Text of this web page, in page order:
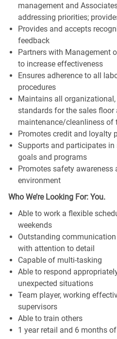
management and
addressing priorities;
Provides and accepts
feedback
Partners with Management
to increase effectiveness
Ensures adherence to all
procedures
Maintains all
standards for the sales
maintenance/cleanliness of
Promotes credit and loyalty
Supports and participates
goals and programs
Promotes safety
environment
Who We’re Looking For: You.
Able to work a flexible
weekends
Outstanding
with attention to detail
Capable of multi-tasking
Able to respond
unexpected situations
Team player, working
supervisors
Able to train others
1 year retail and 6 months